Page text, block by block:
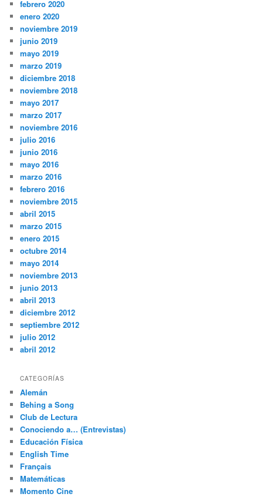
febrero 2020
enero 2020
noviembre 2019
junio 2019
mayo 2019
marzo 2019
diciembre 2018
noviembre 2018
mayo 2017
marzo 2017
noviembre 2016
julio 2016
junio 2016
mayo 2016
marzo 2016
febrero 2016
noviembre 2015
abril 2015
marzo 2015
enero 2015
octubre 2014
mayo 2014
noviembre 2013
junio 2013
abril 2013
diciembre 2012
septiembre 2012
julio 2012
abril 2012
CATEGORÍAS
Alemán
Behing a Song
Club de Lectura
Conociendo a… (Entrevistas)
Educación Física
English Time
Français
Matemáticas
Momento Cine